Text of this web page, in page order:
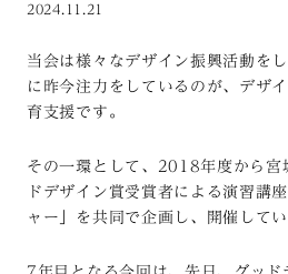
2024.11.21
当会は様々なデザイン振興活動を
に昨今注力をしているのが、デザ
育支援です。
その一環として、2018年度から宮
ドデザイン賞受賞者による演習講
ャー」を共同で企画し、開催してい